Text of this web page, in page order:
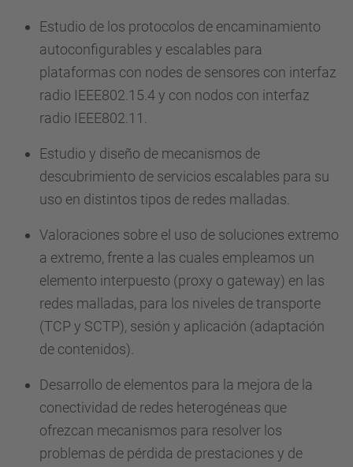
Estudio de los protocolos de encaminamiento
autoconfigurables y escalables para
plataformas con nodes de sensores con interfaz
radio IEEE802.15.4 y con nodos con interfaz
radio IEEE802.11.
Estudio y diseño de mecanismos de
descubrimiento de servicios escalables para su
uso en distintos tipos de redes malladas.
Valoraciones sobre el uso de soluciones extremo
a extremo, frente a las cuales empleamos un
elemento interpuesto (proxy o gateway) en las
redes malladas, para los niveles de transporte
(TCP y SCTP), sesión y aplicación (adaptación
de contenidos).
Desarrollo de elementos para la mejora de la
conectividad de redes heterogéneas que
ofrezcan mecanismos para resolver los
problemas de pérdida de prestaciones y de